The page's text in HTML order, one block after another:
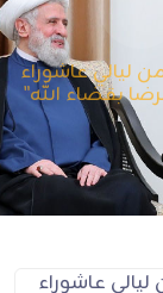
ليالي عاشوراء
بقضاء الله"